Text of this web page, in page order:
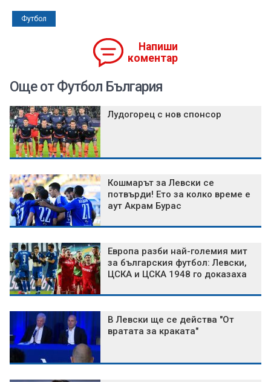
Футбол
Напиши
коментар
Още от Футбол България
Лудогорец с нов спонсор
Кошмарът за Левски се
потвърди! Ето за колко време е
аут Акрам Бурас
Европа разби най-големия мит
за българския футбол: Левски,
ЦСКА и ЦСКА 1948 го доказаха
В Левски ще се действа "От
вратата за краката"